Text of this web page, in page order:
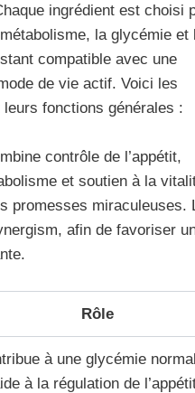
ingrédient est choisi
la glycémie et
compatible avec une
de vie actif. Voici les
fonctions générales :
contrôle de l’appétit,
et soutien à la
promesses miraculeuses.
afin de favoriser
Rôle
à une glycémie
à la régulation de